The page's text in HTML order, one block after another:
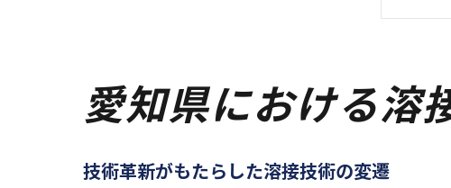
地
愛知県における溶
技術革新がもたらした溶接技術の変遷